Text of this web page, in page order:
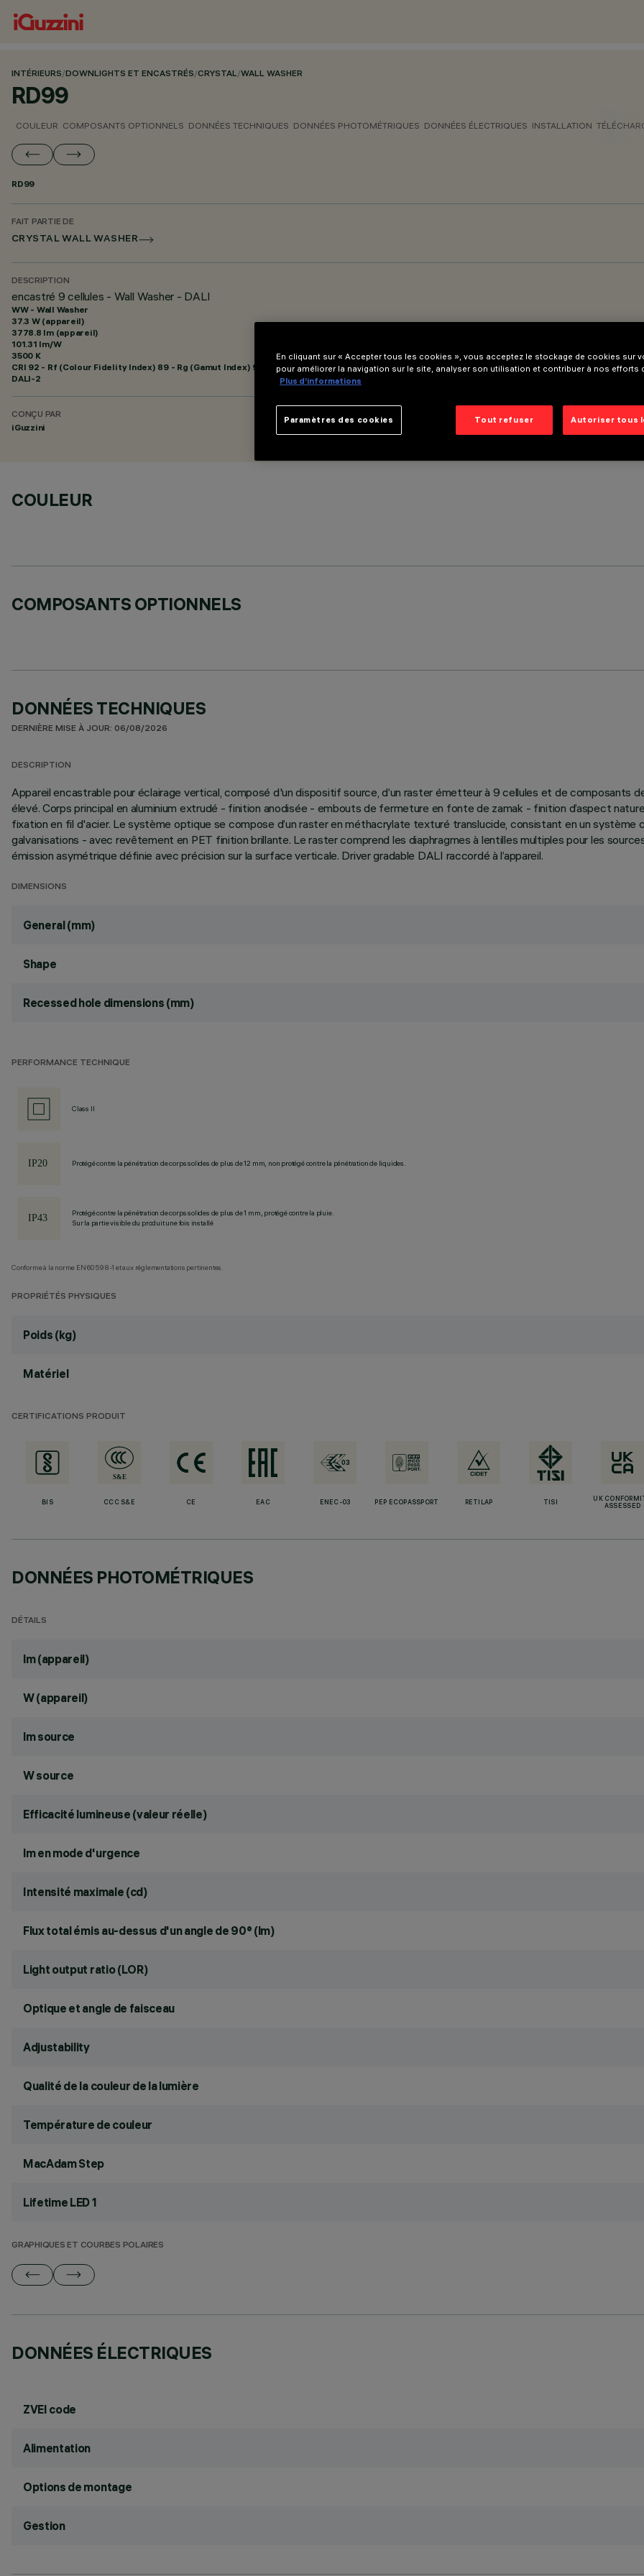
INTÉRIEURS/DOWNLIGHTS ET ENCASTRÉS/CRYSTAL/WALL WASHER
RD99
COULEUR COMPOSANTS OPTIONNELS DONNÉES TECHNIQUES DONNÉES PHOTOMÉTRIQUES DONNÉES ÉLECTRIQUES INSTALLATION
RD99
FAIT PARTIE DE
CRYSTAL WALL WASHER
DESCRIPTION
encastré 9 cellules - Wall Washer - DALI
WW - Wall Washer
37.3 W (appareil)
3778.8 lm (appareil)
101.31 lm/W
3500 K
CRI 92 - Rf (Colour Fidelity Index) 89 - Rg (Gamut Index) 95
DALI-2
CONÇU PAR
iGuzzini
COULEUR
COMPOSANTS OPTIONNELS
DONNÉES TECHNIQUES
DERNIÈRE MISE À JOUR: 06/08/2026
DESCRIPTION
Appareil encastrable pour éclairage vertical, composé d'un dispositif source, d’un raster émetteur à 9 cellules et de composants
élevé. Corps principal en aluminium extrudé - finition anodisée - embouts de fermeture en fonte de zamak - finition d’aspect
fixation en fil d'acier. Le système optique se compose d’un raster en méthacrylate texturé translucide, consistant en un
galvanisations - avec revêtement en PET finition brillante. Le raster comprend les diaphragmes à lentilles multiples pour les
émission asymétrique définie avec précision sur la surface verticale. Driver gradable DALI raccordé à l’appareil.
DIMENSIONS
General (mm)
Shape
Recessed hole dimensions (mm)
PERFORMANCE TECHNIQUE
Class II
Protégé contre la pénétration de corps solides de plus de 12 mm, non protégé contre la pénétration de liquides.
Protégé contre la pénétration de corps solides de plus de 1 mm, protégé contre la pluie.
Sur la partie visible du produit une fois installé
Conforme à la norme EN60598-1 et aux réglementations pertinentes.
PROPRIÉTÉS PHYSIQUES
Poids (kg)
Matériel
CERTIFICATIONS PRODUIT
BIS CCC S&E CE EAC ENEC-03 PEP ECOPASSPORT RETILAP TISI
UK
ASSESSED
DONNÉES PHOTOMÉTRIQUES
DÉTAILS
lm (appareil)
W (appareil)
lm source
W source
Efficacité lumineuse (valeur réelle)
lm en mode d'urgence
Intensité maximale (cd)
Flux total émis au-dessus d'un angle de 90° (lm)
Light output ratio (LOR)
Optique et angle de faisceau
Adjustability
Qualité de la couleur de la lumière
Température de couleur
MacAdam Step
Lifetime LED 1
GRAPHIQUES ET COURBES POLAIRES
DONNÉES ÉLECTRIQUES
ZVEI code
Alimentation
Options de montage
Gestion
En cliquant sur « Accepter tous les cookies », vous acceptez le stockage de cookies sur
pour améliorer la navigation sur le site, analyser son utilisation et contribuer à nos efforts
Plus d’informations
Tout refuser Autoriser tous
Paramètres des cookies